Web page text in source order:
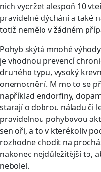
nich vydržet alespoň 10
pravidelné dýchání a také
totiž nemělo v žádném
Pohyb skýtá mnohé
je vhodnou prevencí
druhého typu, vysoký
onemocnění. Mimo to se
například endorfiny,
starají o dobrou náladu či
pravidelnou pohybovou
senioři, a to v kterékoliv
rozhodne chodit na
nakonec nejdůležitější to,
nebolel.